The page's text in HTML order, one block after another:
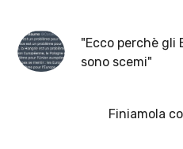
"Ecco perchè gli
sono scemi"
Finiamola